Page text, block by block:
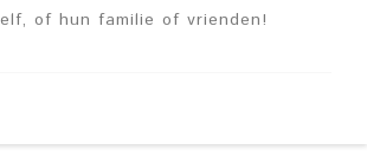
of hun familie of vrienden!